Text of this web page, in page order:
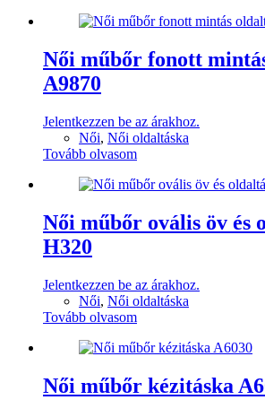
Női műbőr fonott
A9870
Jelentkezzen be az árakhoz.
Női, Női oldaltáska
Tovább olvasom
Női műbőr ovális öv és
H320
Jelentkezzen be az árakhoz.
Női, Női oldaltáska
Tovább olvasom
Női műbőr kézitáska